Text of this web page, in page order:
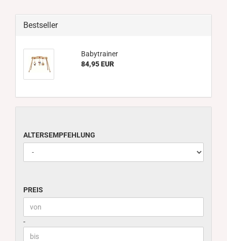
Bestseller
Babytrainer
84,95 EUR
ALTERSEMPFEHLUNG
ALTERSEMPFEHLUNG
PREIS
PREIS
Preis bis
-